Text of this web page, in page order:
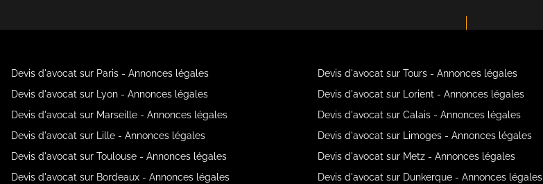
Devis d'avocat sur Paris - Annonces légales
Devis d'avocat sur Lyon - Annonces légales
Devis d'avocat sur Marseille - Annonces légales
Devis d'avocat sur Lille - Annonces légales
Devis d'avocat sur Toulouse - Annonces légales
Devis d'avocat sur Bordeaux - Annonces légales
Devis d'avocat sur Tours - Annonces légales
Devis d'avocat sur Lorient - Annonces légales
Devis d'avocat sur Calais - Annonces légales
Devis d'avocat sur Limoges - Annonces légales
Devis d'avocat sur Metz - Annonces légales
Devis d'avocat sur Dunkerque - Annonces légales